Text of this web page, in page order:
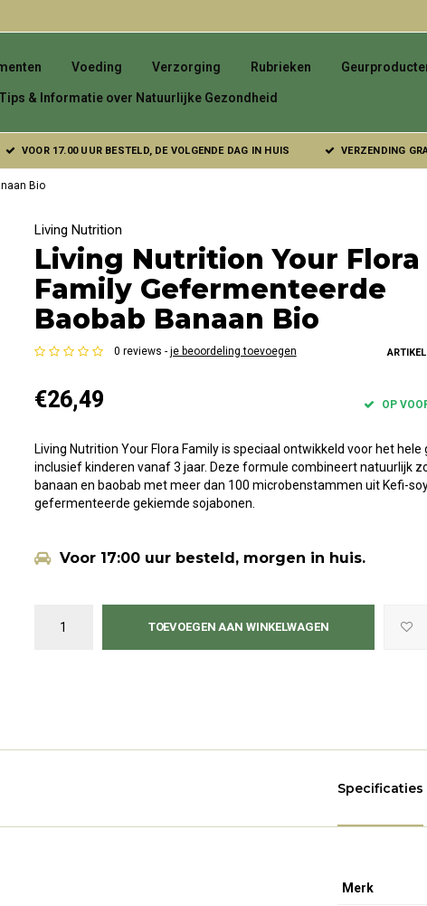
Voeding Verzorging Rubrieken
Tips & Informatie over Natuurlijke Gezondheid
VOOR 17.00 UUR BESTELD, DE VOLGENDE DAG IN HUIS VERZENDING
Bio
Living Nutrition
Living Nutrition Your Flora
Family Gefermenteerde
Baobab Banaan Bio
0 reviews - je beoordeling toevoegen
€26,49 OP
Living Nutrition Your Flora Family is speciaal ontwikkeld voor het hele
inclusief kinderen vanaf 3 jaar. Deze formule combineert natuurlijk
banaan en baobab met meer dan 100 microbenstammen uit Kefi-
gefermenteerde gekiemde sojabonen.
Voor 17:00 uur besteld, morgen in huis.
TOEVOEGEN AAN WINKELWAGEN
Specificaties
Merk